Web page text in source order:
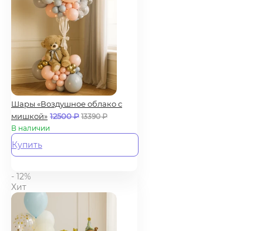
Шары «Воздушное облако с
мишкой» 12500₽ 13390₽
В наличии
Купить
- 12%
Хит